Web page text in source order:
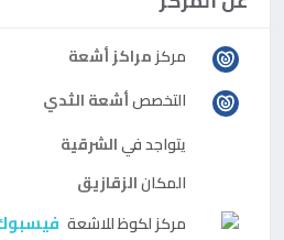
مركزمراكز أشعة
التخصصأشعة الثدي
يتواجد فيالشرقية
المكانالزقازيق
مركزلكوظ للاشعة